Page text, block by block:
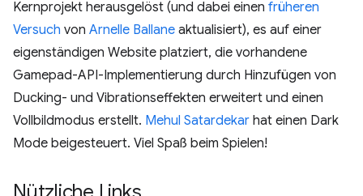
Kernprojekt herausgelöst (und dabei einen früheren
Versuch von Arnelle Ballane aktualisiert), es auf einer
eigenständigen Website platziert, die vorhandene
Gamepad-API-Implementierung durch Hinzufügen von
Ducking- und Vibrationseffekten erweitert und einen
Vollbildmodus erstellt. Mehul Satardekar hat einen Dark
Mode beigesteuert. Viel Spaß beim Spielen!